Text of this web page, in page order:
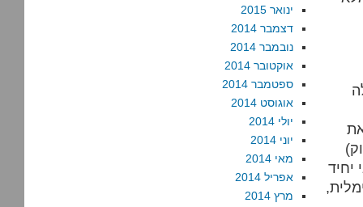
יחיד
ינואר 2015
דצמבר 2014
נובמבר 2014
אוקטובר 2014
ספטמבר 2014
אוגוסט 2014
יולי 2014
יוני 2014
מאי 2014
אפריל 2014
מרץ 2014